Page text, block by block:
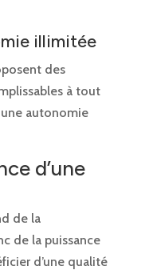
illimitée
des
à tout
autonomie
d’une
de la
de la puissance
d’une qualité